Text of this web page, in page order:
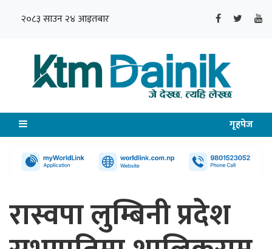
२०८३ साउन २४ आइतबार
गृहपेज
रास्वपा लुम्बिनी प्रदेश